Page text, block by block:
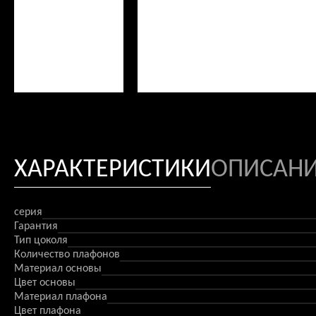
ХАРАКТЕРИСТИКИ
серия
Гарантия
Тип цоколя
Количество плафонов
Материал основы
Цвет основы
Материал плафона
Цвет плафона